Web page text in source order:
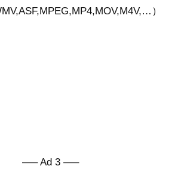
）
—– Ad 3 —–